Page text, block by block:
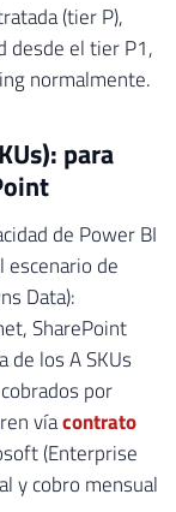
(tier P),
desde el tier P1,
normalmente.
para
de Power BI
escenario de
Data):
SharePoint
de los A SKUs
por
víacontrato
(Enterprise
y cobro mensual